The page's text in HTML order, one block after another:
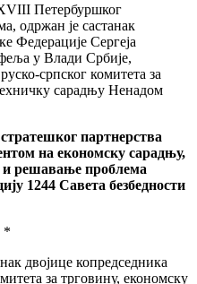
Петербуршког
одржан је састанак
Федерације Сергеја
у Влади Србије,
српског комитета за
сарадњу Ненадом
партнерства
на економску сарадњу,
и решавање проблема
1244 Савета безбедности
*
двојице копредседника
за трговину, економску